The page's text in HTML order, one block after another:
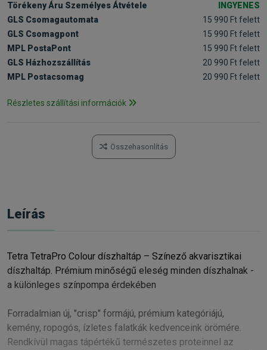
Törékeny Áru Személyes Átvétele
INGYENES
GLS Csomagautomata
15 990 Ft felett
GLS Csomagpont
15 990 Ft felett
MPL PostaPont
15 990 Ft felett
GLS Házhozszállítás
20 990 Ft felett
MPL Postacsomag
20 990 Ft felett
Részletes szállítási információk
Összehasonlítás
Leírás
Tetra TetraPro Colour díszhaltáp – Színező akvarisztikai
díszhaltáp. Prémium minőségű eleség minden díszhalnak -
a különleges színpompa érdekében
Forradalmian új, "crisp" formájú, prémium kategóriájú,
kemény, ropogós, ízletes falatkák kedvenceink örömére.
Rendkívül magas tápértékű természetes proteinnel az